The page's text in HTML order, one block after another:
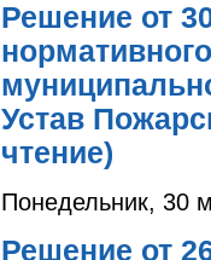
Решение от
Устав
чтение)
Понедельник, 30
Решение от